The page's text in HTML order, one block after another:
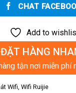
CHAT
Add to
ĐẶT HÀNG
tận nơi miễn phí
Wifi, Wifi Ruijie